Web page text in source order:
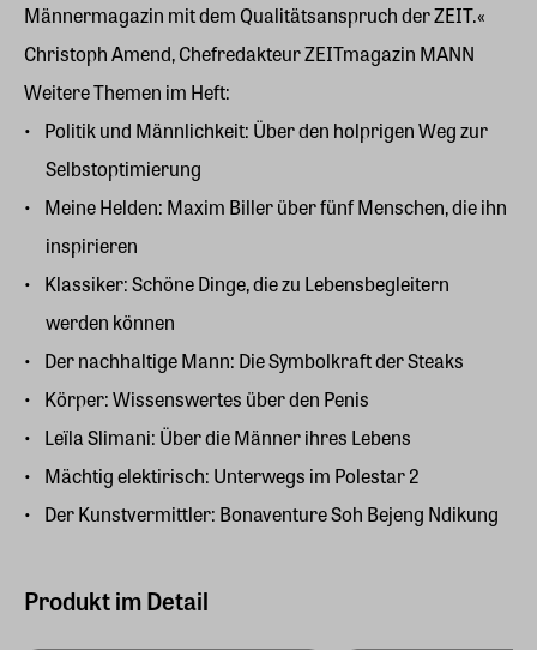
Männermagazin mit dem Qualitätsanspruch der ZEIT.«
Christoph Amend, Chefredakteur ZEITmagazin MANN
Weitere Themen im Heft:
Politik und Männlichkeit: Über den holprigen Weg zur
Selbstoptimierung
Meine Helden: Maxim Biller über fünf Menschen, die ihn
inspirieren
Klassiker: Schöne Dinge, die zu Lebensbegleitern
werden können
Der nachhaltige Mann: Die Symbolkraft der Steaks
Körper: Wissenswertes über den Penis
Leïla Slimani: Über die Männer ihres Lebens
Mächtig elektirisch: Unterwegs im Polestar 2
Der Kunstvermittler: Bonaventure Soh Bejeng Ndikung
Produkt im Detail